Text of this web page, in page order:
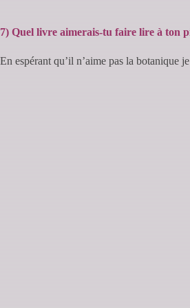
7) Quel livre aimerais-tu faire lire à ton
En espérant qu’il n’aime pas la botanique